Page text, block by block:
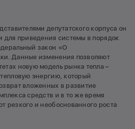
депутатского корпуса он
для приведения системы в порядок
закон «О
Данные изменения позволяют
новую модель рынка тепла –
энергию, который
вложенных в развитие
средств и в то же время
резкого и необоснованного роста